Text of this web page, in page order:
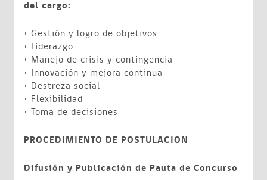
del cargo:
• Gestión y logro de objetivos
• Liderazgo
• Manejo de crisis y contingencia
• Innovación y mejora continua
• Destreza social
• Flexibilidad
• Toma de decisiones
PROCEDIMIENTO DE POSTULACION
Difusión y Publicación de Pauta de Concurso